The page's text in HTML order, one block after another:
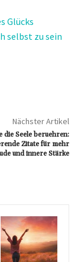
Glücks
selbst zu sein
Nächster Artikel
die Seele beruehren:
Zitate für mehr
und innere Stärke